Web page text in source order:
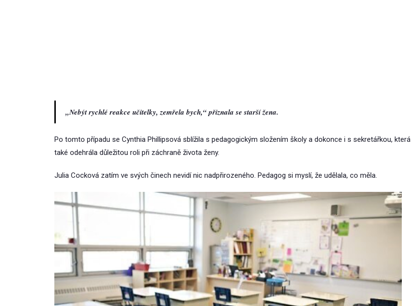
„Nebýt rychlé reakce učitelky, zemřela bych,“ přiznala se starší žena.
Po tomto případu se Cynthia Phillipsová sblížila s pedagogickým složením školy a dokonce i s sekretářkou, která
také odehrála důležitou roli při záchraně života ženy.
Julia Cocková zatím ve svých činech nevidí nic nadpřirozeného. Pedagog si myslí, že udělala, co měla.